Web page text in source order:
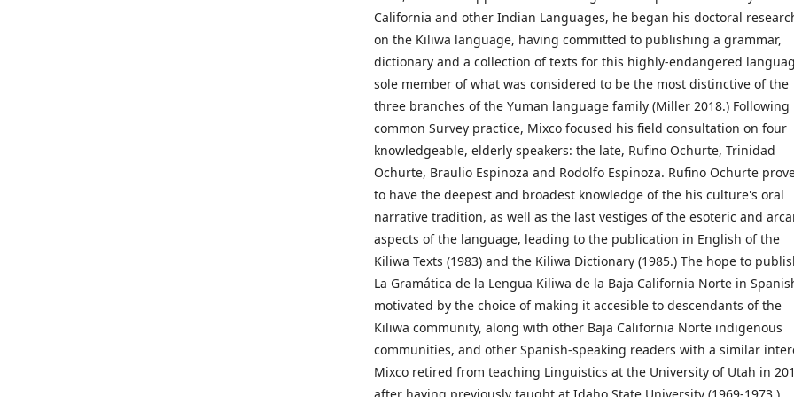
California and other Indian Languages, he began his doctoral
on the Kiliwa language, having committed to publishing a grammar,
dictionary and a collection of texts for this highly-endangered
sole member of what was considered to be the most distinctive of the
three branches of the Yuman language family (Miller 2018.) Following
common Survey practice, Mixco focused his field consultation on four
knowledgeable, elderly speakers: the late, Rufino Ochurte, Trinidad
Ochurte, Braulio Espinoza and Rodolfo Espinoza. Rufino Ochurte
to have the deepest and broadest knowledge of the his culture's oral
narrative tradition, as well as the last vestiges of the esoteric and
aspects of the language, leading to the publication in English of the
Kiliwa Texts (1983) and the Kiliwa Dictionary (1985.) The hope to
La Gramática de la Lengua Kiliwa de la Baja California Norte in
motivated by the choice of making it accesible to descendants of the
Kiliwa community, along with other Baja California Norte indigenous
communities, and other Spanish-speaking readers with a similar
Mixco retired from teaching Linguistics at the University of Utah in